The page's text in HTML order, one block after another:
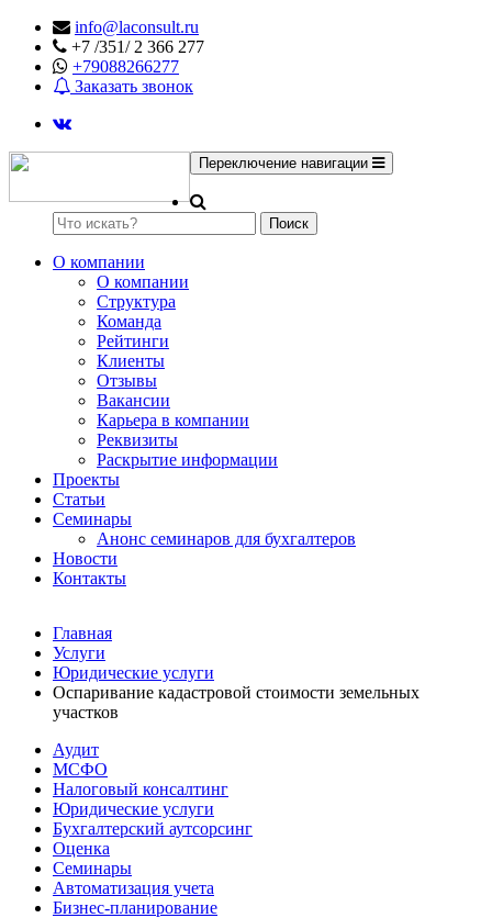
info@laconsult.ru
+7 /351/ 2 366 277
+79088266277
Заказать звонок
Переключение навигации
Поиск
О компании
О компании
Структура
Команда
Рейтинги
Клиенты
Отзывы
Вакансии
Карьера в компании
Реквизиты
Раскрытие информации
Проекты
Статьи
Семинары
Анонс семинаров для бухгалтеров
Новости
Контакты
Главная
Услуги
Юридические услуги
Оспаривание кадастровой стоимости земельных
участков
Аудит
МСФО
Налоговый консалтинг
Юридические услуги
Бухгалтерский аутсорсинг
Оценка
Семинары
Автоматизация учета
Бизнес-планирование